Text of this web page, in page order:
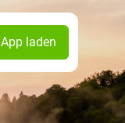
App laden